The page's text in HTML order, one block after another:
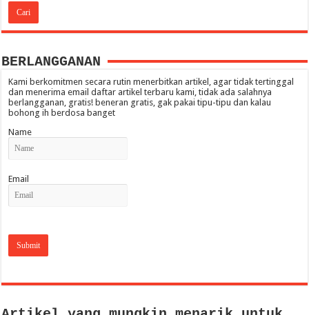
BERLANGGANAN
Kami berkomitmen secara rutin menerbitkan artikel, agar tidak tertinggal
dan menerima email daftar artikel terbaru kami, tidak ada salahnya
berlangganan, gratis! beneran gratis, gak pakai tipu-tipu dan kalau
bohong ih berdosa banget
Name
Email